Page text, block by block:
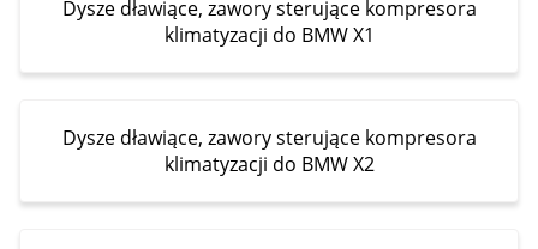
Dysze dławiące, zawory sterujące kompresora
klimatyzacji do BMW X1
Dysze dławiące, zawory sterujące kompresora
klimatyzacji do BMW X2